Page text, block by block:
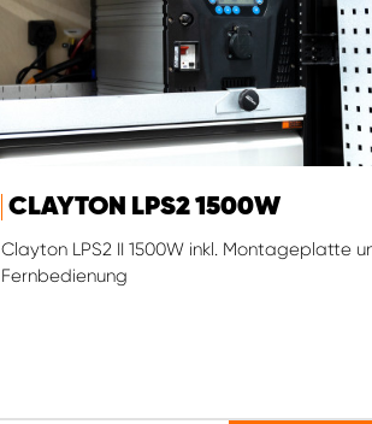
CLAYTON LPS2 1500W
Clayton LPS2 II 1500W inkl. Montageplatte
Fernbedienung